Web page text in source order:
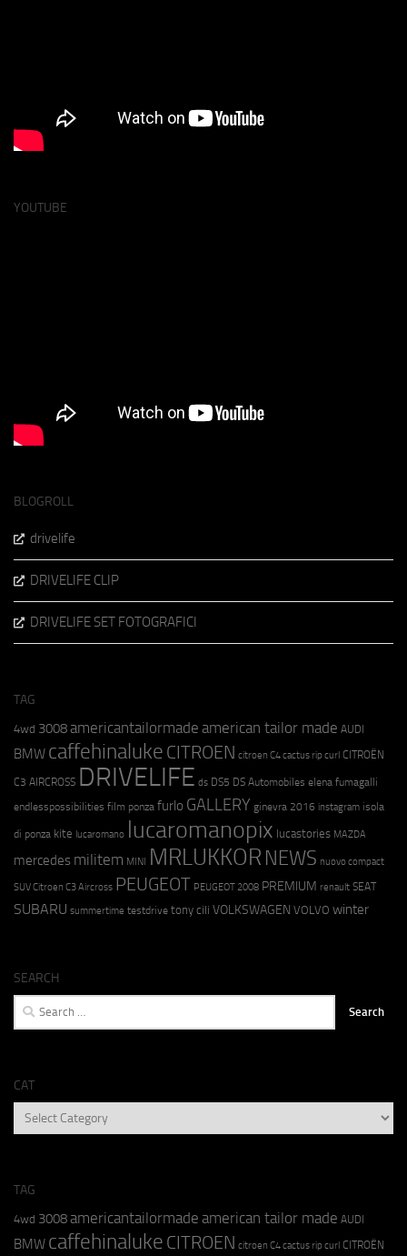
YOUTUBE
BLOGROLL
drivelife
DRIVELIFE CLIP
DRIVELIFE SET FOTOGRAFICI
TAG
4wd 3008americantailormade american tailor made AUDI
BMW caffehinaluke CITROEN citroen C4 cactus rip curl CITROËN
C3 AIRCROSS DRIVELIFE ds DS5 DS Automobiles elena fumagalli
endlesspossibilities film ponza furlo GALLERY ginevra 2016 instagram isola
di ponza kite lucaromano lucaromanopix lucastories MAZDA
mercedes militem MINI MRLUKKOR NEWS nuovo compact
SUV Citroen C3 Aircross PEUGEOT PEUGEOT 2008 PREMIUM renault SEAT
SUBARU summertime testdrive tony cili VOLKSWAGEN VOLVO winter
SEARCH
Search
for:
CAT
CAT
TAG
4wd 3008americantailormade american tailor made AUDI
BMW caffehinaluke CITROEN citroen C4 cactus rip curl CITROËN